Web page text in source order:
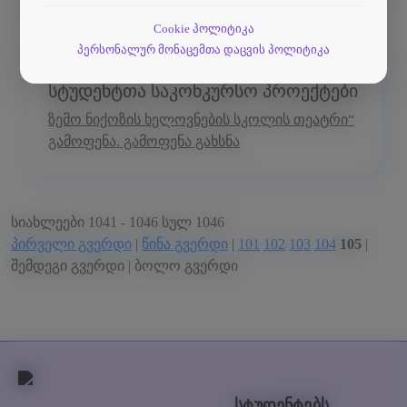
სტუდენტთა საკონკურსო პროექტები
ზემო ნიქოზის ხელოვნების სკოლის თეატრი“
გამოფენა. გამოფენა გახსნა
სიახლეები 1041 - 1046 სულ 1046
პირველი გვერდი | წინა გვერდი | 101 102 103 104 105 |
შემდეგი გვერდი | ბოლო გვერდი
Cookie პოლიტიკა
პერსონალურ მონაცემთა დაცვის პოლიტიკა